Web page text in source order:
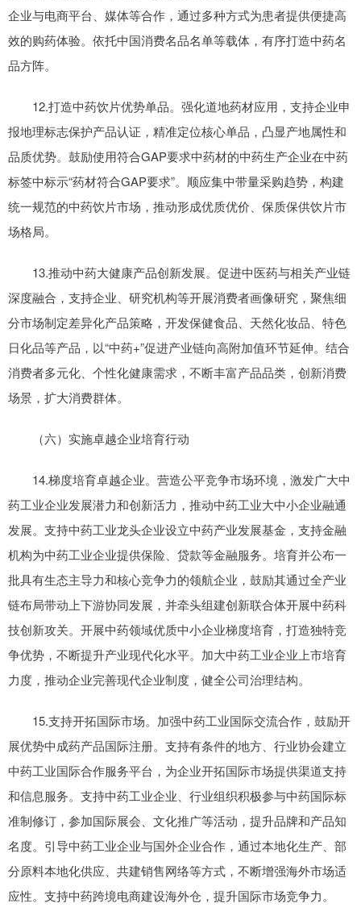
企业与电商平台、媒体等合作，通过多种方式为患者提供便捷高
效的购药体验。依托中国消费名品名单等载体，有序打造中药名
品方阵。
12.打造中药饮片优势单品。强化道地药材应用，支持企业申
报地理标志保护产品认证，精准定位核心单品，凸显产地属性和
品质优势。鼓励使用符合GAP要求中药材的中药生产企业在中药
标签中标示“药材符合GAP要求”。顺应集中带量采购趋势，构建
统一规范的中药饮片市场，推动形成优质优价、保质保供饮片市
场格局。
13.推动中药大健康产品创新发展。促进中医药与相关产业链
深度融合，支持企业、研究机构等开展消费者画像研究，聚焦细
分市场制定差异化产品策略，开发保健食品、天然化妆品、特色
日化品等产品，以“中药+”促进产业链向高附加值环节延伸。结合
消费者多元化、个性化健康需求，不断丰富产品品类，创新消费
场景，扩大消费群体。
（六）实施卓越企业培育行动
14.梯度培育卓越企业。营造公平竞争市场环境，激发广大中
药工业企业发展潜力和创新活力，推动中药工业大中小企业融通
发展。支持中药工业龙头企业设立中药产业发展基金，支持金融
机构为中药工业企业提供保险、贷款等金融服务。培育并公布一
批具有生态主导力和核心竞争力的领航企业，鼓励其通过全产业
链布局带动上下游协同发展，并牵头组建创新联合体开展中药科
技创新攻关。开展中药领域优质中小企业梯度培育，打造独特竞
争优势，不断提升产业现代化水平。加大中药工业企业上市培育
力度，推动企业完善现代企业制度，健全公司治理结构。
15.支持开拓国际市场。加强中药工业国际交流合作，鼓励开
展优势中成药产品国际注册。支持有条件的地方、行业协会建立
中药工业国际合作服务平台，为企业开拓国际市场提供渠道支持
和信息服务。支持中药工业企业、行业组织积极参与中药国际标
准制修订，参加国际展会、文化推广等活动，提升品牌和产品知
名度。引导中药工业企业与国外企业合作，通过本地化生产、部
分原料本地化供应、共建销售网络等方式，不断增强海外市场适
应性。支持中药跨境电商建设海外仓，提升国际市场竞争力。